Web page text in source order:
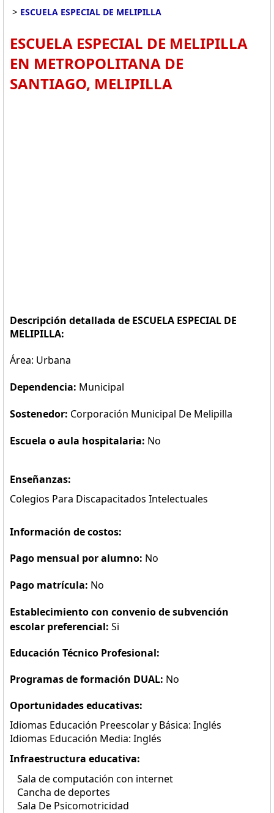
> ESCUELA ESPECIAL DE MELIPILLA
ESCUELA ESPECIAL DE MELIPILLA
EN METROPOLITANA DE
SANTIAGO, MELIPILLA
Descripción detallada de ESCUELA ESPECIAL DE
MELIPILLA:
Área: Urbana
Dependencia: Municipal
Sostenedor: Corporación Municipal De Melipilla
Escuela o aula hospitalaria: No
Enseñanzas:
Colegios Para Discapacitados Intelectuales
Información de costos:
Pago mensual por alumno: No
Pago matrícula: No
Establecimiento con convenio de subvención
escolar preferencial: Si
Educación Técnico Profesional:
Programas de formación DUAL: No
Oportunidades educativas:
Idiomas Educación Preescolar y Básica: Inglés
Idiomas Educación Media: Inglés
Infraestructura educativa:
Sala de computación con internet
Cancha de deportes
Sala De Psicomotricidad